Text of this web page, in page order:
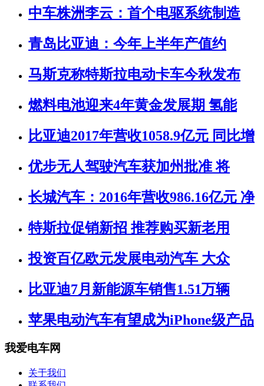
中车株洲李云：首个电驱系统制造
青岛比亚迪：今年上半年产值约
马斯克称特斯拉电动卡车今秋发布
燃料电池迎来4年黄金发展期 氢能
比亚迪2017年营收1058.9亿元 同比增
优步无人驾驶汽车获加州批准 将
长城汽车：2016年营收986.16亿元 净
特斯拉促销新招 推荐购买新老用
投资百亿欧元发展电动汽车 大众
比亚迪7月新能源车销售1.51万辆
苹果电动汽车有望成为iPhone级产品
我爱电车网
关于我们